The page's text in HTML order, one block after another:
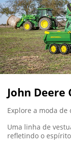
John
Explore a moda de
Uma linha de
refletindo o